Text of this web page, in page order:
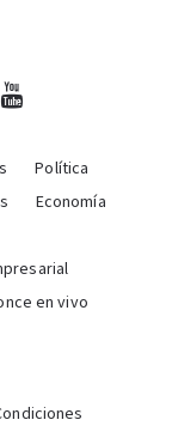
Política
Economía
en vivo